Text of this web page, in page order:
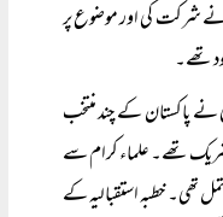
نے شرکت کی اور موضوع پر
تھے۔
پاکستان کے چند منتخب
شریک تھے۔ علماء کرام سے
تھی۔ خطبہ استقبالیہ کے